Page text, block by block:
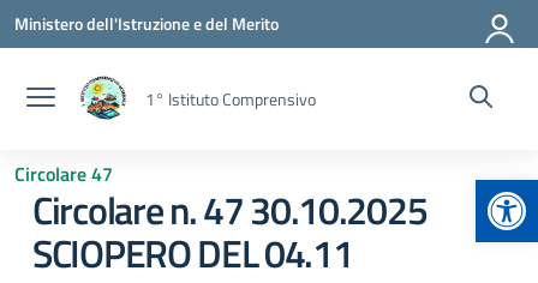
Vai ai contenuti
Vai al menu di navigazione
Vai al footer
Ministero dell'Istruzione e del Merito
1° Istituto Comprensivo
Circolare 47
Circolare n. 47 30.10.2025
SCIOPERO DEL 04.11